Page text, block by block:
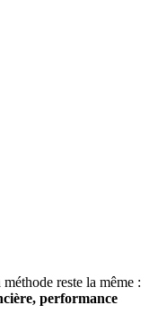
reste la même :
performance